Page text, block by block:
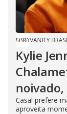
VANITY
Kylie
Casal prefere
aproveita